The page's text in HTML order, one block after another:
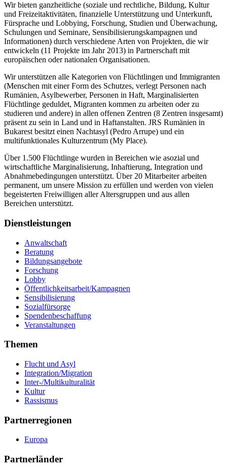
Wir bieten ganzheitliche (soziale und rechtliche, Bildung, Kultur
und Freizeitaktivitäten, finanzielle Unterstützung und Unterkunft,
Fürsprache und Lobbying, Forschung, Studien und Überwachung,
Schulungen und Seminare, Sensibilisierungskampagnen und
Informationen) durch verschiedene Arten von Projekten, die wir
entwickeln (11 Projekte im Jahr 2013) in Partnerschaft mit
europäischen oder nationalen Organisationen.
Wir unterstützen alle Kategorien von Flüchtlingen und Immigranten
(Menschen mit einer Form des Schutzes, verlegt Personen nach
Rumänien, Asylbewerber, Personen in Haft, Marginalisierten
Flüchtlinge geduldet, Migranten kommen zu arbeiten oder zu
studieren und andere) in allen offenen Zentren (8 Zentren insgesamt)
präsent zu sein in Land und in Haftanstalten. JRS Rumänien in
Bukarest besitzt einen Nachtasyl (Pedro Arrupe) und ein
multifunktionales Kulturzentrum (My Place).
Über 1.500 Flüchtlinge wurden in Bereichen wie asozial und
wirtschaftliche Marginalisierung, Inhaftierung, Integration und
Abnahmebedingungen unterstützt. Über 20 Mitarbeiter arbeiten
permanent, um unsere Mission zu erfüllen und werden von vielen
begeisterten Freiwilligen aller Altersgruppen und aus allen
Bereichen unterstützt.
Dienstleistungen
Anwaltschaft
Beratung
Bildungsangebote
Forschung
Lobby
Öffentlichkeitsarbeit/Kampagnen
Sensibilisierung
Sozialfürsorge
Spendenbeschaffung
Veranstaltungen
Themen
Flucht und Asyl
Integration/Migration
Inter-/Multikulturalität
Kultur
Rassismus
Partnerregionen
Europa
Partnerländer